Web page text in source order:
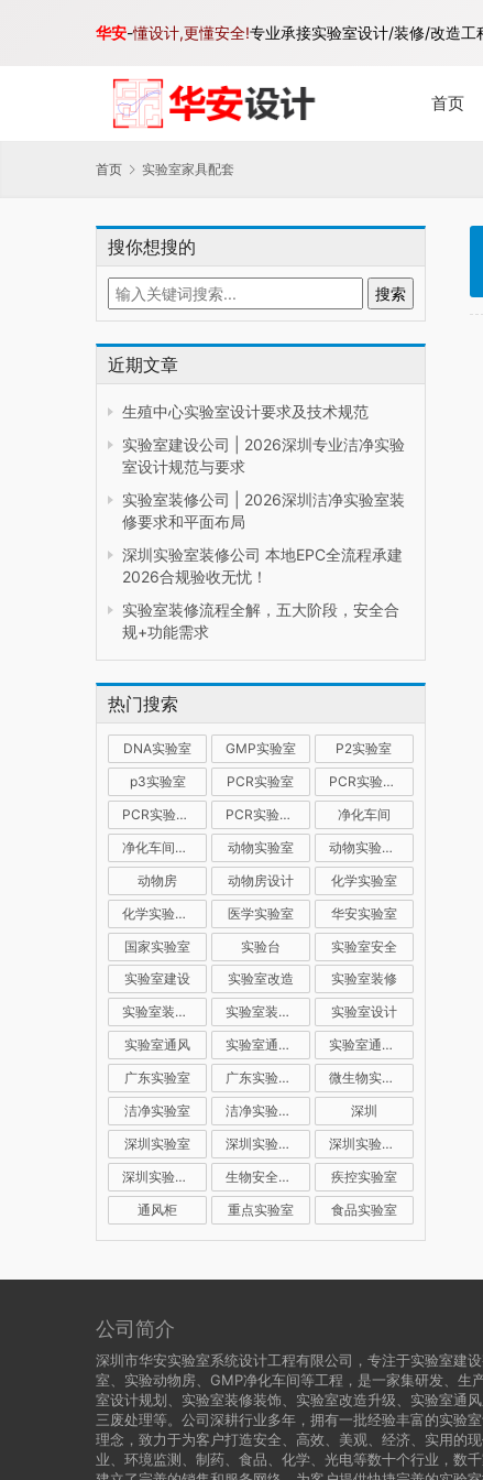
首页
首页 实验室家具配套
搜你想搜的
近期文章
生殖中心实验室设计要求及技术规范
实验室建设公司 | 2026深圳专业洁净实验
室设计规范与要求
实验室装修公司 | 2026深圳洁净实验室装
修要求和平面布局
深圳实验室装修公司 本地EPC全流程承建
2026合规验收无忧！
实验室装修流程全解，五大阶段，安全合
规+功能需求
热门搜索
DNA实验室 GMP实验室
P2实验室
p3实验室
PCR实验室
PCR实验室建设
PCR实验室装修
PCR实验室设计
净化车间
净化车间装修
动物实验室
动物实验室建设
动物房
动物房设计
化学实验室
化学实验室设计
医学实验室
华安实验室
国家实验室
实验台
实验室安全
实验室建设
实验室改造
实验室装修
实验室装修公司
实验室装修设计
实验室设计
实验室通风
实验室通风系统
实验室通风设计
广东实验室
广东实验室装修
微生物实验室
洁净实验室
洁净实验室设计
深圳
深圳实验室
深圳实验室建设
深圳实验室装修
深圳实验室设计
生物安全实验室
疾控实验室
通风柜
重点实验室 食品实验室
公司简介
深圳市华安实验室系统设计工程有限公司，专注于实验室建
室、实验动物房、GMP净化车间等工程，是一家集研发、
室设计规划、实验室装修装饰、实验室改造升级、实验室通
三废处理等。公司深耕行业多年，拥有一批经验丰富的实验
理念，致力于为客户打造安全、高效、美观、经济、实用的
业、环境监测、制药、食品、化学、光电等数十个行业，数
华安-懂设计,更懂安全!专业承接实验室设计/装修/改造工